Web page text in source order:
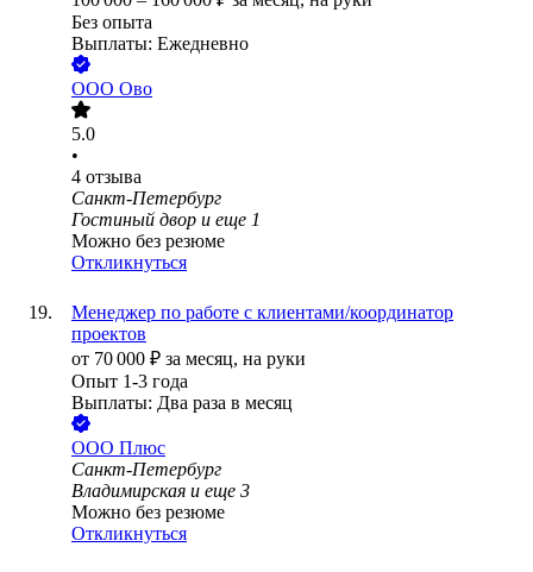
Без опыта
Выплаты: Ежедневно
ООО Ово
5.0
•
4 отзыва
Санкт-Петербург
Гостиный двор и еще 1
Можно без резюме
Откликнуться
Менеджер по работе с клиентами/координатор
проектов
от 70 000 ₽ за месяц, на руки
Опыт 1-3 года
Выплаты: Два раза в месяц
ООО Плюс
Санкт-Петербург
Владимирская и еще 3
Можно без резюме
Откликнуться